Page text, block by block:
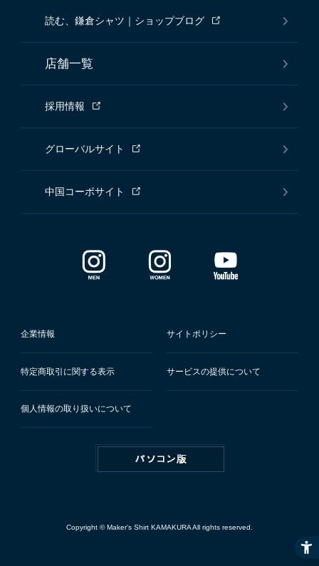
読む、鎌倉シャツ｜ショップブログ
店舗一覧
採用情報
グローバルサイト
中国コーポサイト
企業情報 サイトポリシー
特定商取引に関する表示 サービスの提供について
個人情報の取り扱いについて
Copyright © Maker's Shirt KAMAKURA All rights reserved.